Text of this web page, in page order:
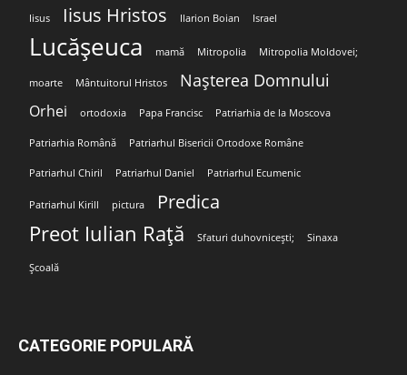
Iisus Iisus Hristos Ilarion Boian Israel
Lucășeuca mamă Mitropolia Mitropolia Moldovei;
moarte Mântuitorul Hristos Nașterea Domnului
Orhei ortodoxia Papa Francisc Patriarhia de la Moscova
Patriarhia Română Patriarhul Bisericii Ortodoxe Române
Patriarhul Chiril Patriarhul Daniel Patriarhul Ecumenic
Patriarhul Kirill pictura Predica
Preot Iulian Rață Sfaturi duhovnicești; Sinaxa
Școală
CATEGORIE POPULARĂ